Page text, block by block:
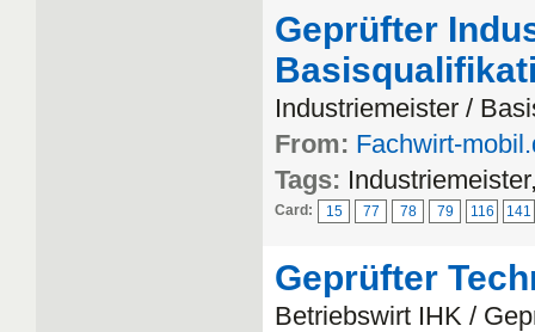
Geprüfter
Industriemeister /
From: Fachwirt-
Tags:
Card: 15 77 78 79 116 141
Geprüfter
Betriebswirt IHK /